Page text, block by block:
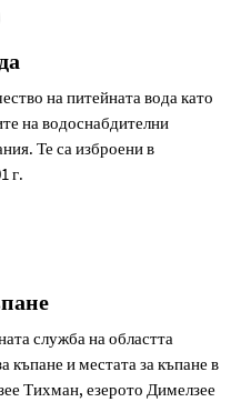
на питейната вода като
на водоснабдителни
Те са изброени в
г.
служба на областта
къпане и местата за къпане в
Тихман, езерото Димелзее